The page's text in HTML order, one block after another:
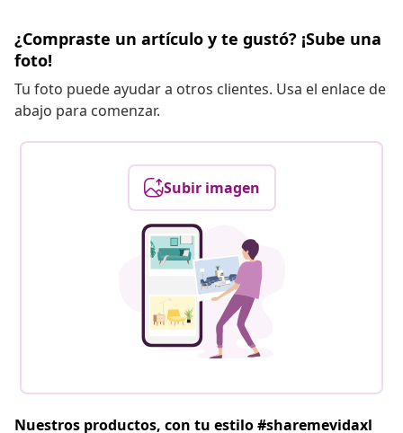
¿Compraste un artículo y te gustó? ¡Sube una
foto!
Tu foto puede ayudar a otros clientes. Usa el enlace de
abajo para comenzar.
Subir imagen
Nuestros productos, con tu estilo #sharemevidaxl